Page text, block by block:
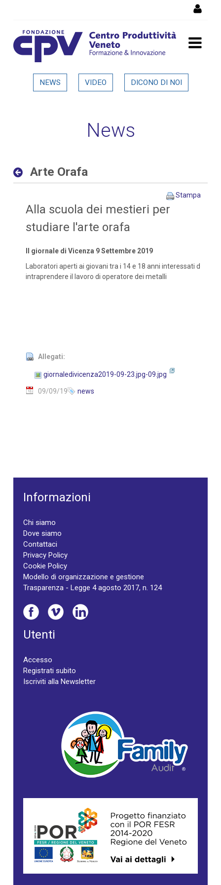
Arte Orafa - Dettaglio in
NEWS VIDEO DICONO DI NOI
News
Arte Orafa
Stampa
Alla scuola dei mestieri per
studiare l'arte orafa
Il giornale di Vicenza 9 Settembre 2019
Laboratori aperti ai giovani tra i 14 e 18 anni interessati d
intraprendere il lavoro di operatore dei metalli
Allegati:
giornaledivicenza2019-09-23.jpg-09.jpg
09/09/19 news
Informazioni
Chi siamo
Dove siamo
Contattaci
Privacy Policy
Cookie Policy
Modello di organizzazione e gestione
Trasparenza - Legge 4 agosto 2017, n. 124
Utenti
Accesso
Registrati subito
Iscriviti alla Newsletter